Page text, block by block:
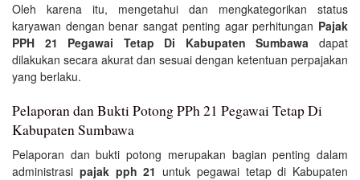
Oleh karena itu, mengetahui dan mengkategorikan status
karyawan dengan benar sangat penting agar perhitungan Pajak
PPH 21 Pegawai Tetap Di Kabupaten Sumbawa dapat
dilakukan secara akurat dan sesuai dengan ketentuan perpajakan
yang berlaku.
Pelaporan dan Bukti Potong PPh 21 Pegawai Tetap Di
Kabupaten Sumbawa
Pelaporan dan bukti potong merupakan bagian penting dalam
administrasi pajak pph 21 untuk pegawai tetap di Kabupaten